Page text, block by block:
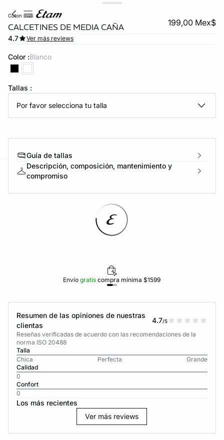
DE PANTIES
coton midi
CALCETINES DE MEDIA CAÑA 199,00 Mex$
4.7 Ver más reviews
Color : blanco
Tallas :
Por favor selecciona tu talla
Guía de tallas
Descripción, composición, mantenimiento y
compromiso
Envíogratiscompra mínima $1599
Resumen de las opiniones de nuestras
clientas
4.7/5
Reseñas verificadas de acuerdo con las recomendaciones de la
norma ISO 20488
Talla
Chica
Perfecta
Grande
Calidad
0
Confort
0
Los más recientes
Ver más reviews